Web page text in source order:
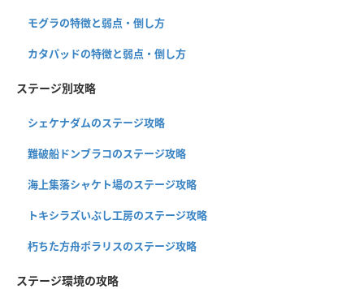
モグラの特徴と弱点・倒し方
カタパッドの特徴と弱点・倒し方
ステージ別攻略
シェケナダムのステージ攻略
難破船ドンブラコのステージ攻略
海上集落シャケト場のステージ攻略
トキシラズいぶし工房のステージ攻略
朽ちた方舟ポラリスのステージ攻略
ステージ環境の攻略